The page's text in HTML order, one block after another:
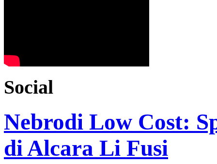
Social
Nebrodi Low Cost:
di Alcara Li Fusi